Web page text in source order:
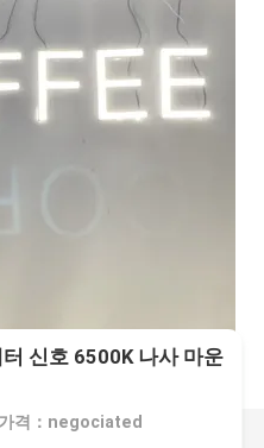
신호 6500K 나사 마운
가격：negociated